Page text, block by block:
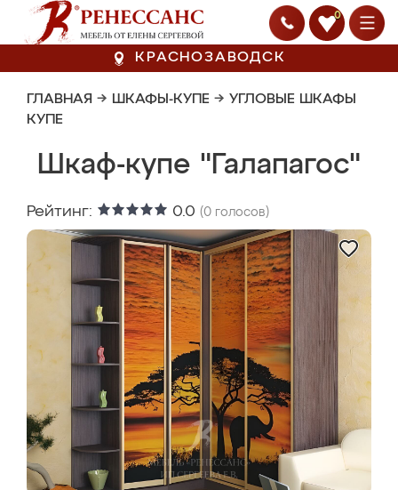
0
КРАСНОЗАВОДСК
ГЛАВНАЯ → ШКАФЫ-КУПЕ → УГЛОВЫЕ ШКАФЫ
КУПЕ
Шкаф-купе "Галапагос"
Рейтинг: 0.0 (0 голосов)